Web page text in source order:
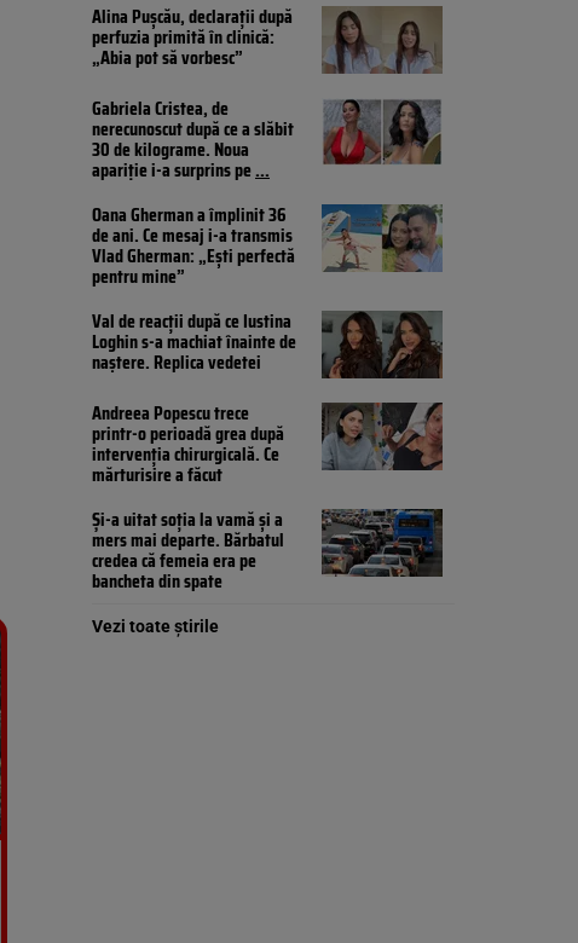
Alina Pușcău, declarații după
perfuzia primită în clinică:
„Abia pot să vorbesc”
Gabriela Cristea, de
nerecunoscut după ce a slăbit
30 de kilograme. Noua
apariție i-a surprins pe...
Oana Gherman a împlinit 36
de ani. Ce mesaj i-a transmis
Vlad Gherman: „Ești perfectă
pentru mine”
Val de reacții după ce Iustina
Loghin s-a machiat înainte de
naștere. Replica vedetei
Andreea Popescu trece
printr-o perioadă grea după
intervenția chirurgicală. Ce
mărturisire a făcut
Și-a uitat soția la vamă și a
mers mai departe. Bărbatul
credea că femeia era pe
bancheta din spate
Vezi toate știrile